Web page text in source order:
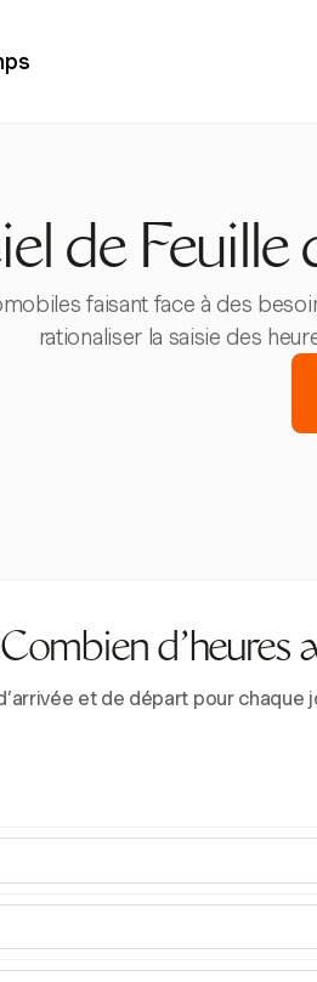
de
faisant face à des
rationaliser la saisie des
Combien d’heures
et de départ pour